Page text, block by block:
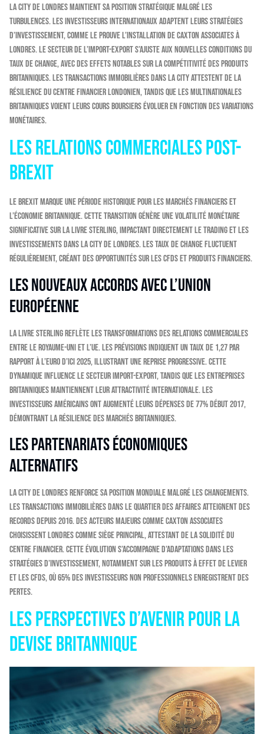
La City de Londres maintient sa position stratégique malgré les
turbulences. Les investisseurs internationaux adaptent leurs stratégies
d’investissement, comme le prouve l’installation de Caxton Associates à
Londres. Le secteur de l’import-export s’ajuste aux nouvelles conditions du
taux de change, avec des effets notables sur la compétitivité des produits
britanniques. Les transactions immobilières dans la City attestent de la
résilience du centre financier londonien, tandis que les multinationales
britanniques voient leurs cours boursiers évoluer en fonction des variations
monétaires.
Les relations commerciales post-
Brexit
Le Brexit marque une période historique pour les marchés financiers et
l’économie britannique. Cette transition génère une volatilité monétaire
significative sur la livre sterling, impactant directement le trading et les
investissements dans la City de Londres. Les taux de change fluctuent
régulièrement, créant des opportunités sur les CFDs et produits financiers.
Les nouveaux accords avec l’Union
européenne
La livre sterling reflète les transformations des relations commerciales
entre le Royaume-Uni et l’UE. Les prévisions indiquent un taux de 1,27 par
rapport à l’euro d’ici 2025, illustrant une reprise progressive. Cette
dynamique influence le secteur import-export, tandis que les entreprises
britanniques maintiennent leur attractivité internationale. Les
investisseurs américains ont augmenté leurs dépenses de 77% début 2017,
démontrant la résilience des marchés britanniques.
Les partenariats économiques
alternatifs
La City de Londres renforce sa position mondiale malgré les changements.
Les transactions immobilières dans le quartier des affaires atteignent des
records depuis 2016. Des acteurs majeurs comme Caxton Associates
choisissent Londres comme siège principal, attestant de la solidité du
centre financier. Cette évolution s’accompagne d’adaptations dans les
stratégies d’investissement, notamment sur les produits à effet de levier
et les CFDs, où 65% des investisseurs non professionnels enregistrent des
pertes.
Les perspectives d’avenir pour la
devise britannique